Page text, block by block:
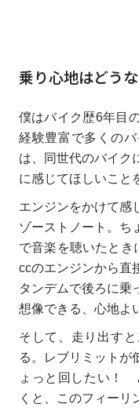
乗り心地はどう
僕はバイク歴6年目
経験豊富で多くの
は、同世代のバイク
に感じてほしいこと
エンジンをかけて感
ゾーストノート。ち
で音楽を聴いたとき
ccのエンジンから直
タンデムで後ろに乗
想像できる、心地よ
そして、走り出す
る。レブリミットが
ょっと回したい！
くと、このフィー